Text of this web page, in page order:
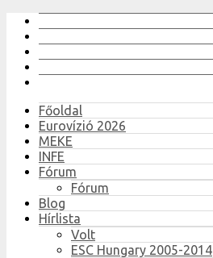
Főoldal
Eurovízió 2026
MEKE
INFE
Fórum
Fórum
Blog
Hírlista
Volt
ESC Hungary 2005-2014